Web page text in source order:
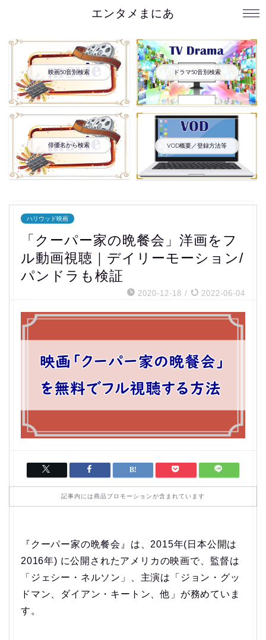
エンタメまにあ
映画50音別検索 ドラマ50音別検索
俳優名から検索 VOD概要／登録方法等
ハリウッド映画
「クーパー家の晩餐会」洋画をフ
ル動画視聴｜デイリーモーション/
パンドラも検証
2020-12-18 / 2022-06-04
記事内には商品プロモーションが含まれています
『クーパー家の晩餐会』は、2015年(日本公開は
2016年) に公開されたアメリカの映画で、監督は
「ジェシー・ネルソン」、主演は「ジョン・グッ
ドマン、ダイアン・キートン、他」が務めていま
す。